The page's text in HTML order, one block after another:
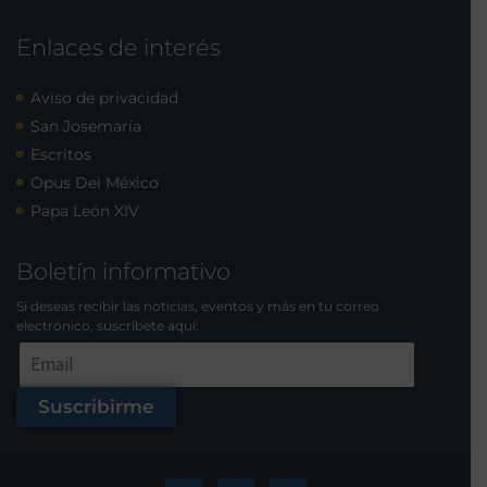
Enlaces de interés
Aviso de privacidad
San Josemaría
Escritos
Opus Dei México
Papa León XIV
Boletín informativo
Si deseas recibir las noticias, eventos y más en tu correo
electrónico, suscríbete aquí:
Suscribirme